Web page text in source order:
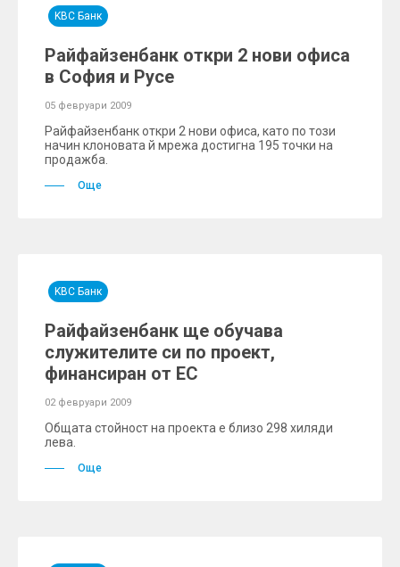
KBC Банк
Райфайзенбанк откри 2 нови офиса
в София и Русе
05 февруари 2009
Райфайзенбанк откри 2 нови офиса, като по този
начин клоновата й мрежа достигна 195 точки на
продажба.
Още
KBC Банк
Райфайзенбанк ще обучава
служителите си по проект,
финансиран от ЕС
02 февруари 2009
Общата стойност на проекта е близо 298 хиляди
лева.
Още